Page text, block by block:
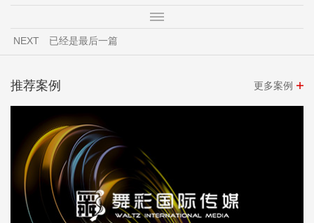
NEXT 已经是最后一篇
推荐案例 更多案例